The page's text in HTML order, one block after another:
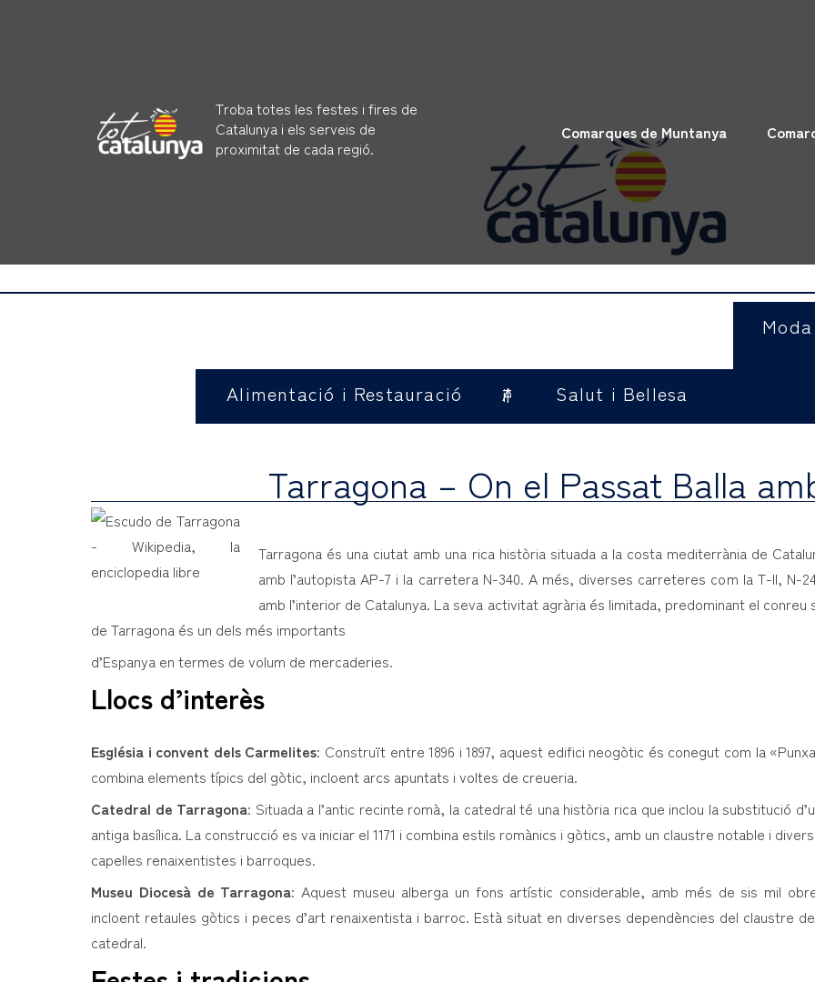
Troba totes les festes i fires de
Catalunya i els serveis de
proximitat de cada regió.
Comarques de Muntanya
Alimentació i Restauració Allotjaments i TurismeSalut i Bellesa
Tarragona – On el Passat Balla
Tarragona és una ciutat amb una rica història situada a la costa mediterrània de
amb l’autopista AP-7 i la carretera N-340. A més, diverses carreteres com la T-II, N-
amb l’interior de Catalunya. La seva activitat agrària és limitada, predominant el
de Tarragona és un dels més importants
d’Espanya en termes de volum de mercaderies.
Llocs d’interès
Església i convent dels Carmelites: Construït entre 1896 i 1897, aquest edifici neogòtic és conegut com la
combina elements típics del gòtic, incloent arcs apuntats i voltes de creueria.
Catedral de Tarragona: Situada a l’antic recinte romà, la catedral té una història rica que inclou la substitució
antiga basílica. La construcció es va iniciar el 1171 i combina estils romànics i gòtics, amb un claustre notable i
capelles renaixentistes i barroques.
Museu Diocesà de Tarragona: Aquest museu alberga un fons artístic considerable, amb més de sis mil
incloent retaules gòtics i peces d’art renaixentista i barroc. Està situat en diverses dependències del claustre
catedral.